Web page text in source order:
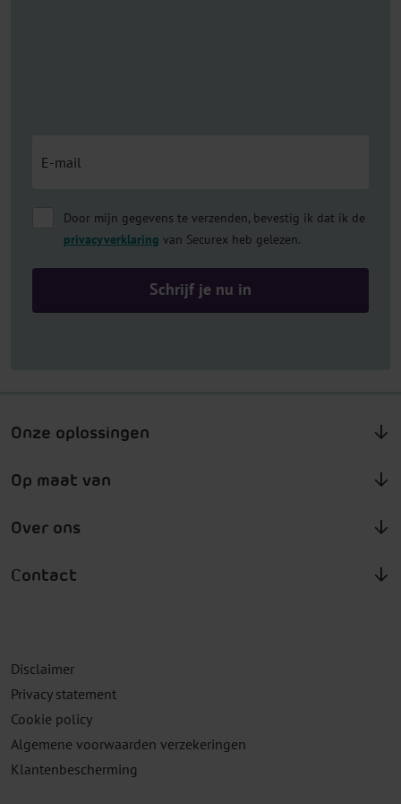
Door mijn gegevens te verzenden, bevestig ik dat ik de
privacyverklaring van Securex heb gelezen.
Onze oplossingen
Op maat van
Over ons
Contact
Disclaimer
Privacy statement
Cookie policy
Algemene voorwaarden verzekeringen
Klantenbescherming